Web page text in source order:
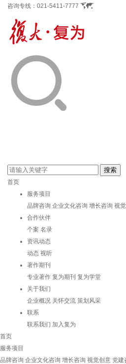
咨询专线： 021-5411-7777
首页
服务项目
品牌咨询 企业文化咨询 增长咨询 视
合作伙伴
个案 名录
资讯动态
动态 视听
著作期刊
专业著作 复为期刊 复为学堂
关于我们
企业概况 关怀交流 策划风采
联系
联系我们 加入复为
首页
服务项目
品牌咨询 企业文化咨询 增长咨询 视觉创意 党建